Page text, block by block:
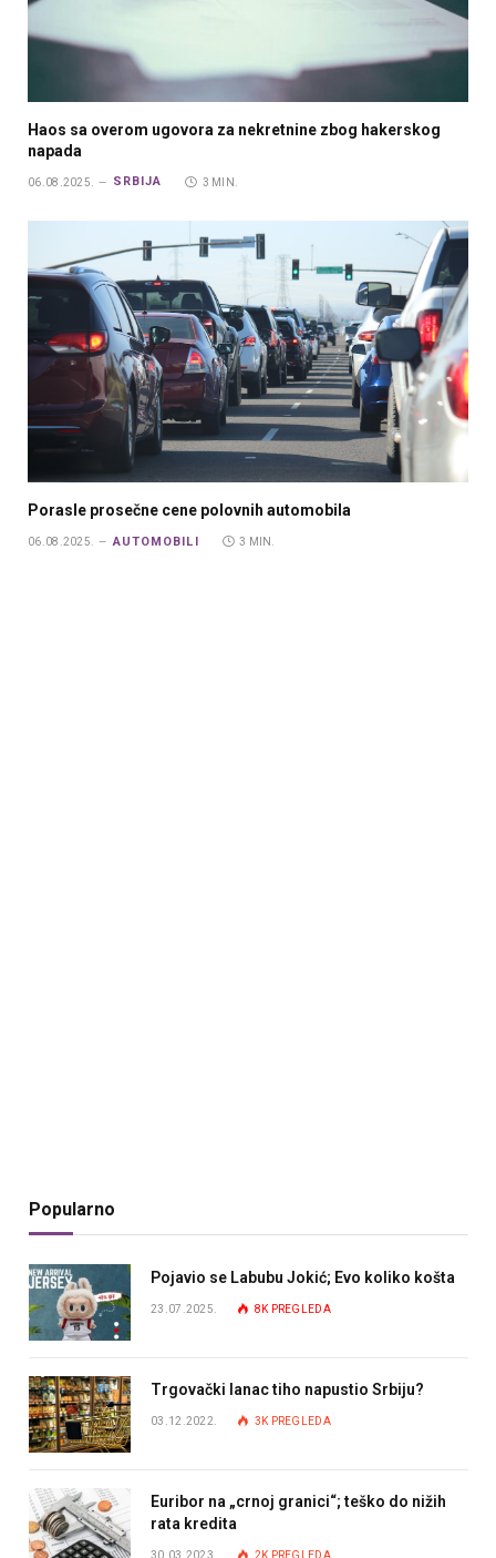
Haos sa overom ugovora za nekretnine zbog hakerskog
napada
06.08.2025. SRBIJA 3 MIN.
Porasle prosečne cene polovnih automobila
06.08.2025. AUTOMOBILI 3 MIN.
Popularno
Pojavio se Labubu Jokić; Evo koliko košta
23.07.2025. 8K PREGLEDA
Trgovački lanac tiho napustio Srbiju?
03.12.2022. 3K PREGLEDA
Euribor na „crnoj granici“; teško do nižih
rata kredita